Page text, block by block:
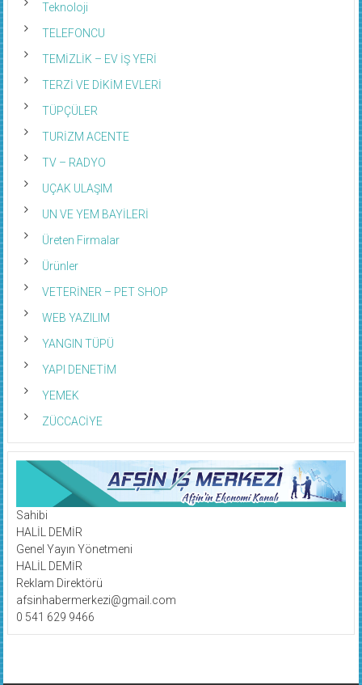
Teknoloji
TELEFONCU
TEMİZLİK – EV İŞ YERİ
TERZİ VE DİKİM EVLERİ
TÜPÇÜLER
TURİZM ACENTE
TV – RADYO
UÇAK ULAŞIM
UN VE YEM BAYİLERİ
Üreten Firmalar
Ürünler
VETERİNER – PET SHOP
WEB YAZILIM
YANGIN TÜPÜ
YAPI DENETİM
YEMEK
ZÜCCACİYE
Sahibi
HALİL DEMİR
Genel Yayın Yönetmeni
HALİL DEMİR
Reklam Direktörü
afsinhabermerkezi@gmail.com
0 541 629 9466